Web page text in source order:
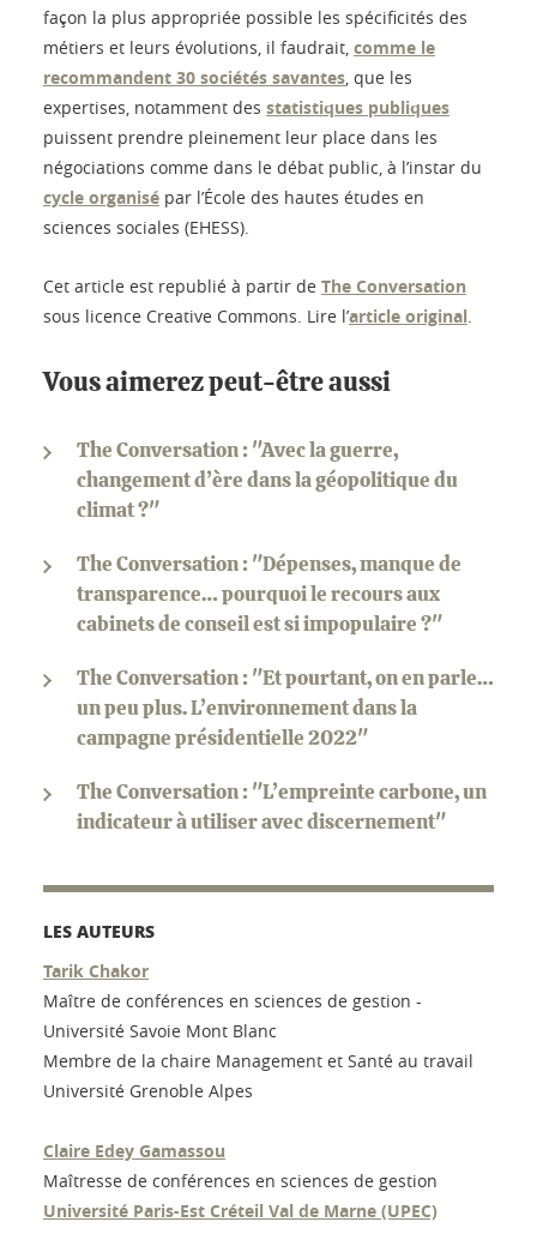
façon la plus appropriée possible les spécificités des
métiers et leurs évolutions, il faudrait, comme le
recommandent 30 sociétés savantes, que les
expertises, notamment des statistiques publiques
puissent prendre pleinement leur place dans les
négociations comme dans le débat public, à l’instar du
cycle organisé par l’École des hautes études en
sciences sociales (EHESS).
Cet article est republié à partir de The Conversation
sous licence Creative Commons. Lire l’article original.
Vous aimerez peut-être aussi
The Conversation : "Avec la guerre,
changement d’ère dans la géopolitique du
climat ?"
The Conversation : "Dépenses, manque de
transparence… pourquoi le recours aux
cabinets de conseil est si impopulaire ?"
The Conversation : "Et pourtant, on en parle…
un peu plus. L’environnement dans la
campagne présidentielle 2022"
The Conversation : "L’empreinte carbone, un
indicateur à utiliser avec discernement"
LES AUTEURS
Tarik Chakor
Maître de conférences en sciences de gestion -
Université Savoie Mont Blanc
Membre de la chaire Management et Santé au travail
Université Grenoble Alpes
Claire Edey Gamassou
Maîtresse de conférences en sciences de gestion
Université Paris-Est Créteil Val de Marne (UPEC)